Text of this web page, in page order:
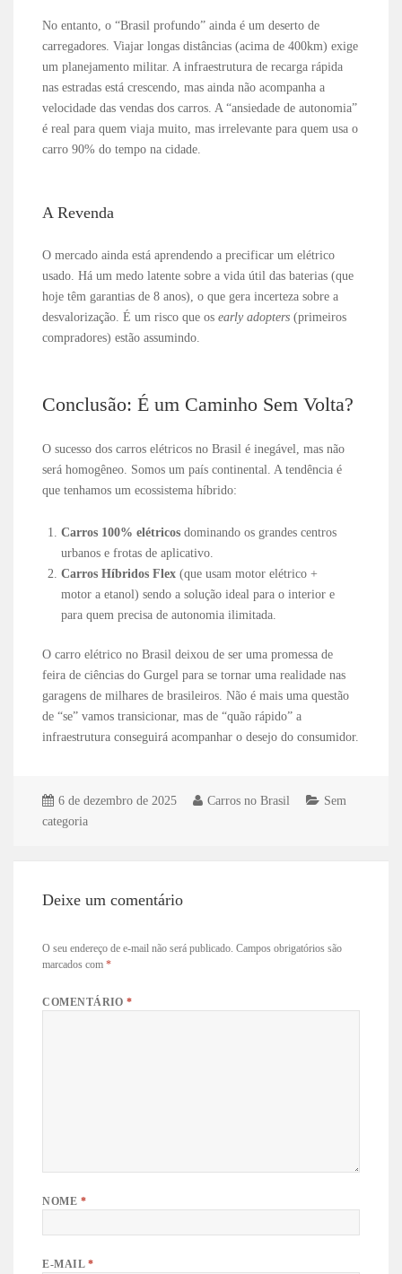
No entanto, o “Brasil profundo” ainda é um deserto de
carregadores. Viajar longas distâncias (acima de 400km) exige
um planejamento militar. A infraestrutura de recarga rápida
nas estradas está crescendo, mas ainda não acompanha a
velocidade das vendas dos carros. A “ansiedade de autonomia”
é real para quem viaja muito, mas irrelevante para quem usa o
carro 90% do tempo na cidade.
A Revenda
O mercado ainda está aprendendo a precificar um elétrico
usado. Há um medo latente sobre a vida útil das baterias (que
hoje têm garantias de 8 anos), o que gera incerteza sobre a
desvalorização. É um risco que osearly adopters (primeiros
compradores) estão assumindo.
Conclusão: É um Caminho Sem Volta?
O sucesso dos carros elétricos no Brasil é inegável, mas não
será homogêneo. Somos um país continental. A tendência é
que tenhamos um ecossistema híbrido:
Carros 100% elétricos dominando os grandes centros
urbanos e frotas de aplicativo.
Carros Híbridos Flex (que usam motor elétrico +
motor a etanol) sendo a solução ideal para o interior e
para quem precisa de autonomia ilimitada.
O carro elétrico no Brasil deixou de ser uma promessa de
feira de ciências do Gurgel para se tornar uma realidade nas
garagens de milhares de brasileiros. Não é mais uma questão
de “se” vamos transicionar, mas de “quão rápido” a
infraestrutura conseguirá acompanhar o desejo do consumidor.
6 de dezembro de 2025 Carros no Brasil
Sem
categoria
Deixe um comentário
O seu endereço de e-mail não será publicado. Campos obrigatórios são
marcados com*
COMENTÁRIO*
NOME *
E-MAIL *